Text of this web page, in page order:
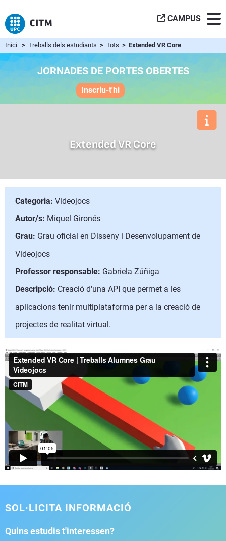
CAMPUS
Inici > Treballs dels estudiants > Tots > Extended VR Core
JORNADES DE PORTES OBERTES
Inscriu-t'hi
Extended VR Core
Categoria: Videojocs
Autor/s: Miquel Gironés
Grau: Grau oficial en Disseny i Desenvolupament de
Videojocs
Professor responsable: Gabriela Zúñiga
Descripció: Creació d'una API que permet a les
aplicacions tenir multiplataforma per a la creació de
projectes de realitat virtual.
SOL·LICITA INFORMACIÓ
Quins estudis t'interessen?